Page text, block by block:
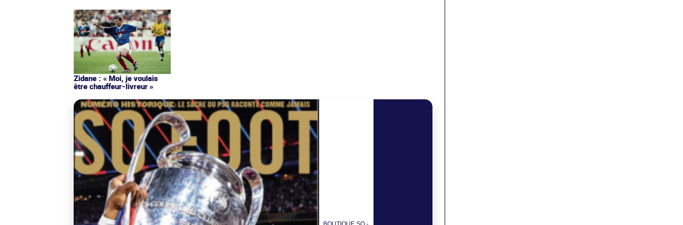
Zidane : « Moi, je voulais
être chauffeur-livreur »